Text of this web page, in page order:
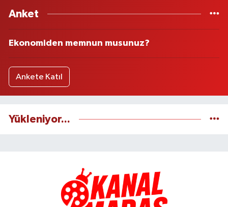
Anket
Ekonomiden memnun musunuz?
Ankete Katıl
Yükleniyor...